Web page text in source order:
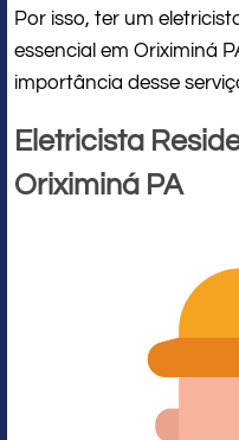
Por isso, ter um
essencial em Oriximiná
importância desse
Eletricista
Oriximiná PA